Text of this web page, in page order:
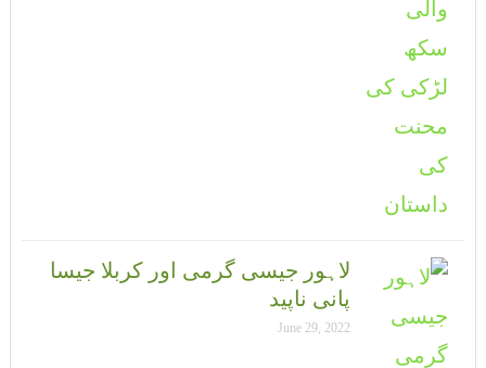
لاہور جیسی گرمی اور کربلا جیسا
پانی ناپید
June 29, 2022